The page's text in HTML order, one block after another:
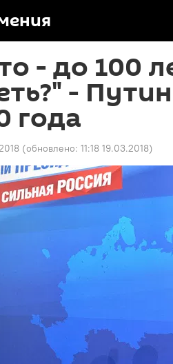
- до 100
-
года
(обновлено: 11:18 19.03.2018)